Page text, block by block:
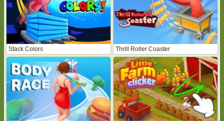
Stack Colors Thrill Roller Coaster